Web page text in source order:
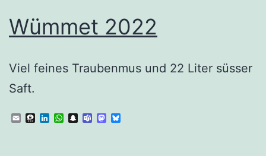
Wümmet 2022
Viel feines Traubenmus und 22 Liter süsser
Saft.
EmailThreema
LinkedIn
WhatsApp
Snapchat
TeamsMastodon